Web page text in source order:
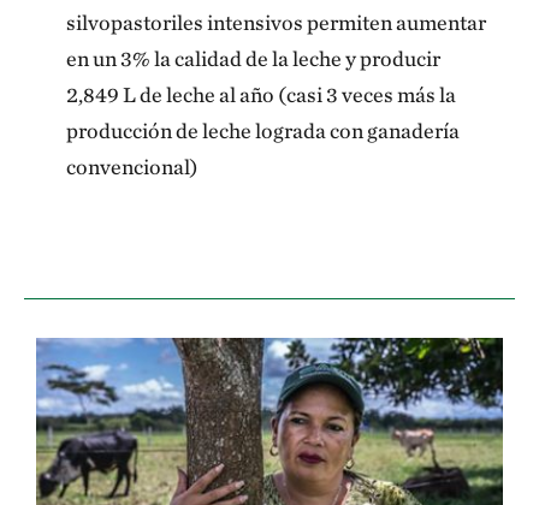
silvopastoriles intensivos permiten aumentar
en un 3% la calidad de la leche y producir
2,849 L de leche al año (casi 3 veces más la
producción de leche lograda con ganadería
convencional)